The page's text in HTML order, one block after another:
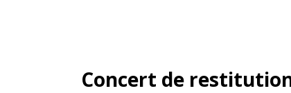
Concert de